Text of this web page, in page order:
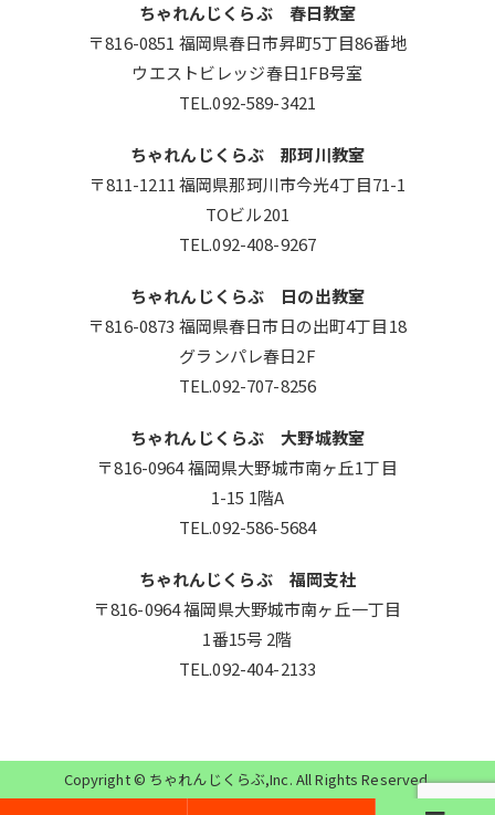
ちゃれんじくらぶ 春日教室
〒816-0851 福岡県春日市昇町5丁目86番地
ウエストビレッジ春日1FB号室
TEL.092-589-3421
ちゃれんじくらぶ 那珂川教室
〒811-1211 福岡県那珂川市今光4丁目71-1
TOビル201
TEL.092-408-9267
ちゃれんじくらぶ 日の出教室
〒816-0873 福岡県春日市日の出町4丁目18
グランパレ春日2F
TEL.092-707-8256
ちゃれんじくらぶ 大野城教室
〒816-0964 福岡県大野城市南ヶ丘1丁目
1-15 1階A
TEL.092-586-5684
ちゃれんじくらぶ 福岡支社
〒816-0964 福岡県大野城市南ヶ丘一丁目
1番15号 2階
TEL.092-404-2133
Copyright © ちゃれんじくらぶ,Inc. All Rights Reserved.